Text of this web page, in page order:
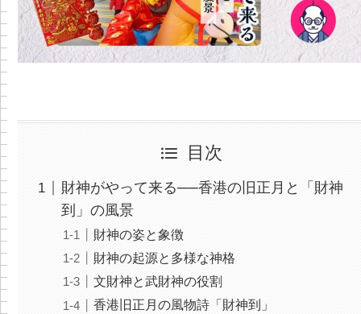
目次
財神がやって来る──香港の旧正月と「財神
到」の風景
財神の姿と象徴
財神の起源と多様な神格
文財神と武財神の役割
香港旧正月の風物詩「財神到」